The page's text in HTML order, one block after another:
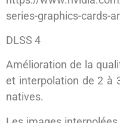
series-graphics-cards-
DLSS 4
Amélioration de la
et interpolation de 2 à
natives.